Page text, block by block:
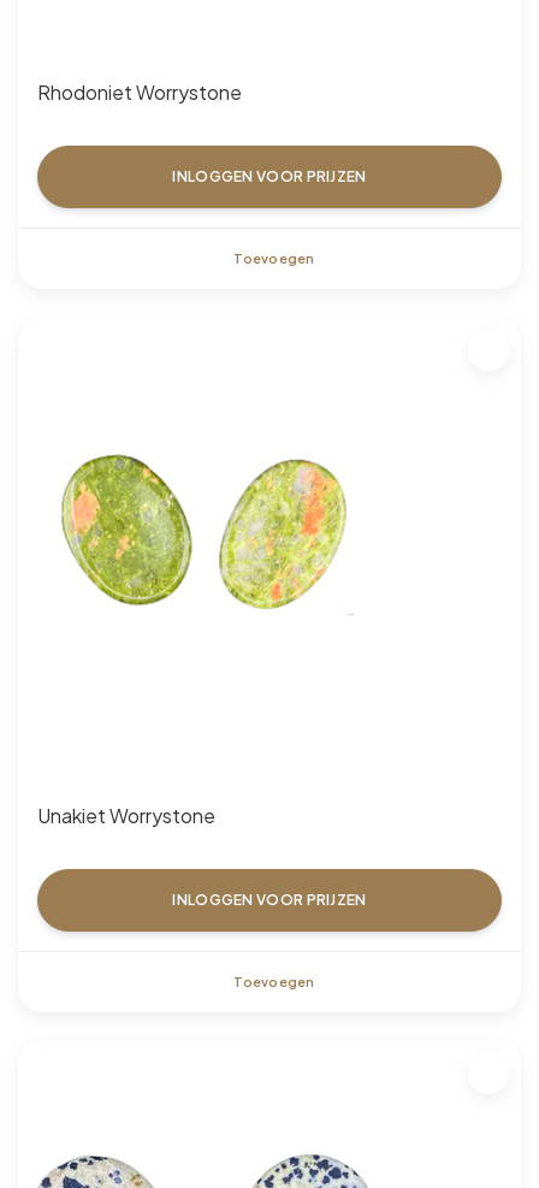
Rhodoniet Worrystone
INLOGGEN VOOR PRIJZEN
Toevoegen
Unakiet Worrystone
INLOGGEN VOOR PRIJZEN
Toevoegen